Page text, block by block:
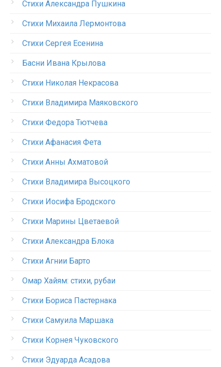
Стихи Александра Пушкина
Стихи Михаила Лермонтова
Стихи Сергея Есенина
Басни Ивана Крылова
Стихи Николая Некрасова
Стихи Владимира Маяковского
Стихи Федора Тютчева
Стихи Афанасия Фета
Стихи Анны Ахматовой
Стихи Владимира Высоцкого
Стихи Иосифа Бродского
Стихи Марины Цветаевой
Стихи Александра Блока
Стихи Агнии Барто
Омар Хайям: стихи, рубаи
Стихи Бориса Пастернака
Стихи Самуила Маршака
Стихи Корнея Чуковского
Стихи Эдуарда Асадова